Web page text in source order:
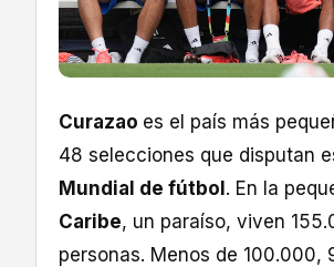
Curazao es el país más
48 selecciones que disputan
Mundial de fútbol. En la
Caribe, un paraíso, viven
personas. Menos de 100.000,